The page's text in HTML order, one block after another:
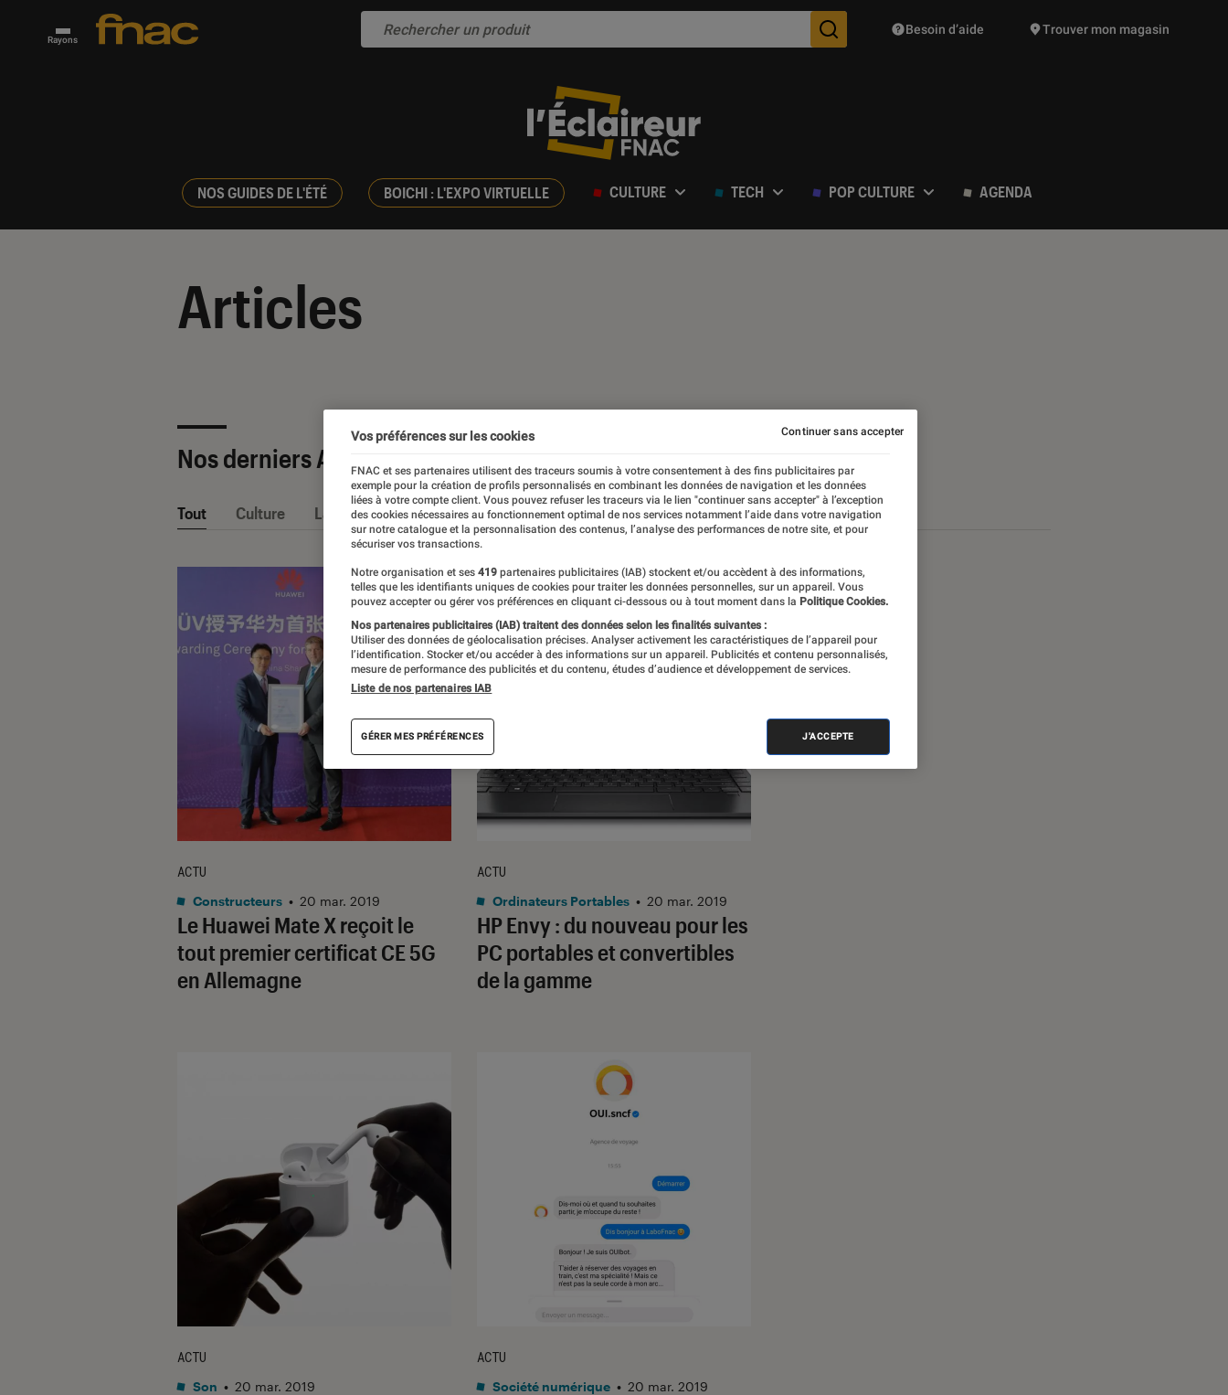
Rayons Des suggestions de produits vont vous être proposées
Besoin d’aide Trouver mon magasin
NOS GUIDES DE L'ÉTÉ BOICHI : L'EXPO VIRTUELLE CULTURE TECH POP CULTURE AGENDA
Articles
Nos derniers Articles
Tout Culture La Claque Fnac Nos conseils Pop Culture Tech
Le Huawei Mate X reçoit le
tout premier certificat CE 5G
en Allemagne
ACTU
Constructeurs • 20 mar. 2019
HP Envy : du nouveau pour les
PC portables et convertibles
de la gamme
ACTU
Ordinateurs Portables • 20 mar. 2019
ACTU
Son • 20 mar. 2019
ACTU
Société numérique • 20 mar. 2019
Vos préférences sur les cookies
FNAC et ses partenaires utilisent des traceurs soumis à votre consentement à des fins publicitaires par
exemple pour la création de profils personnalisés en combinant les données de navigation et les données
liées à votre compte client. Vous pouvez refuser les traceurs via le lien "continuer sans accepter" à l’exception
des cookies nécessaires au fonctionnement optimal de nos services notamment l’aide dans votre navigation
sur notre catalogue et la personnalisation des contenus, l’analyse des performances de notre site, et pour
sécuriser vos transactions.
Notre organisation et ses 419 partenaires publicitaires (IAB) stockent et/ou accèdent à des informations,
telles que les identifiants uniques de cookies pour traiter les données personnelles, sur un appareil. Vous
pouvez accepter ou gérer vos préférences en cliquant ci-dessous ou à tout moment dans la Politique Cookies.
Nos partenaires publicitaires (IAB) traitent des données selon les finalités suivantes :
Utiliser des données de géolocalisation précises. Analyser activement les caractéristiques de l’appareil pour
l’identification. Stocker et/ou accéder à des informations sur un appareil. Publicités et contenu personnalisés,
mesure de performance des publicités et du contenu, études d’audience et développement de services.
Liste de nos partenaires IAB
GÉRER MES PRÉFÉRENCES J'ACCEPTE
Continuer sans accepter